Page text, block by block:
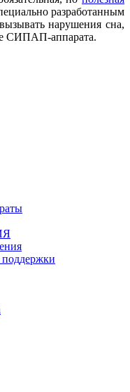
разработанным
нарушения сна,
СИПАП-аппарата.